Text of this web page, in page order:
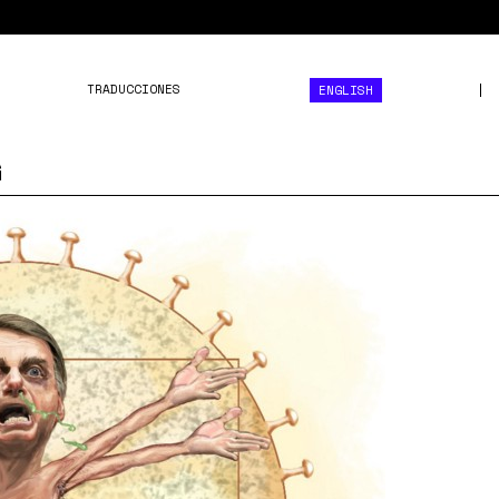
TRADUCCIONES ENGLISH